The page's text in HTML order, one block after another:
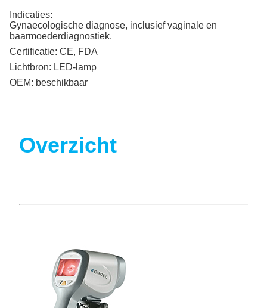
Indicaties:
Gynaecologische diagnose, inclusief vaginale en
baarmoederdiagnostiek.
Certificatie: CE, FDA
Lichtbron: LED-lamp
OEM: beschikbaar
Overzicht